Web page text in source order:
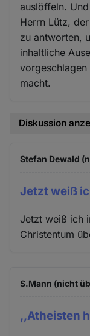
auslöffeln.
Herrn Lütz,
zu antworten,
inhaltliche
macht.
Diskussion
Stefan Dewald
Jetzt weiß
Jetzt weiß ich
Christentum
S.Mann (nicht
,,Atheisten